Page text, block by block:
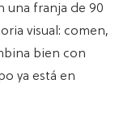
una franja de 90
visual: comen,
bien con
ya está en